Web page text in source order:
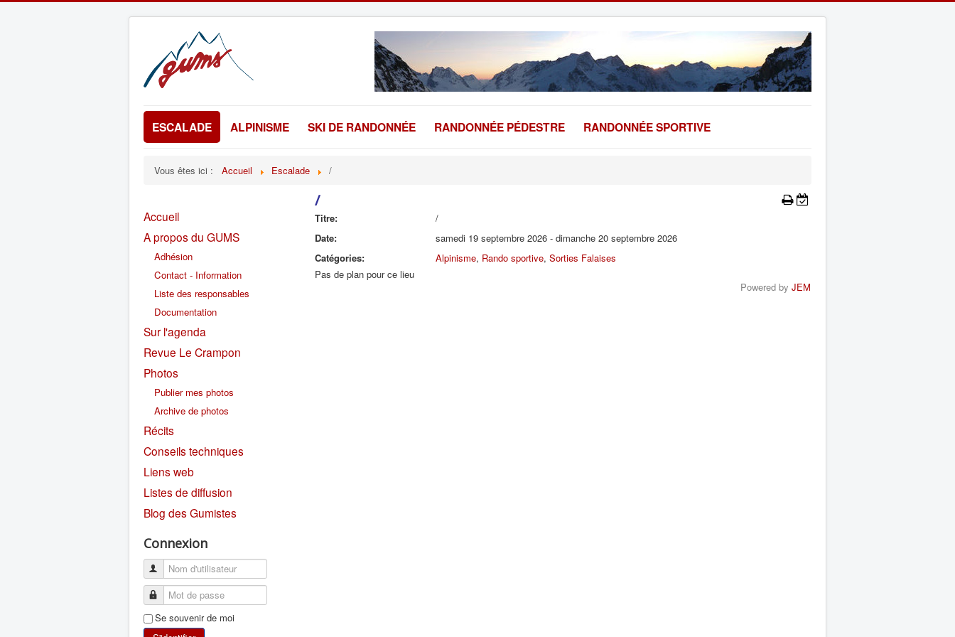
ESCALADE ALPINISME SKI DE RANDONNÉE RANDONNÉE PÉDESTRE RANDONNÉE SPORTIVE
Vous êtes ici : Accueil Escalade /
Accueil
A propos du GUMS
Adhésion
Contact - Information
Liste des responsables
Documentation
Sur l'agenda
Revue Le Crampon
Photos
Publier mes photos
Archive de photos
Récits
Conseils techniques
Liens web
Listes de diffusion
Blog des Gumistes
Connexion
Se souvenir de moi
/
Titre:
/
Date:
samedi 19 septembre 2026 - dimanche 20 septembre 2026
Catégories:
Alpinisme, Rando sportive, Sorties Falaises
Pas de plan pour ce lieu
Powered by JEM